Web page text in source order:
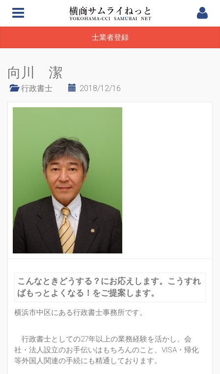
士業者登録
向川 潔
行政書士 2018/12/16
こんなときどうする？にお応えします。こうすれ
ばもっとよくなる！をご提案します。
横浜市中区にある行政書士事務所です。
行政書士としての27年以上の業務経験を活かし、会
社・法人設立のお手伝いはもちろんのこと、VISA・帰化
等外国人関連の手続にも精通しております。